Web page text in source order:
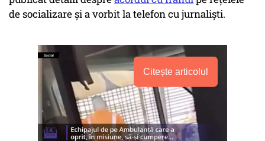
de socializare şi a vorbit la telefon cu jurnalişti.
Citește articolul